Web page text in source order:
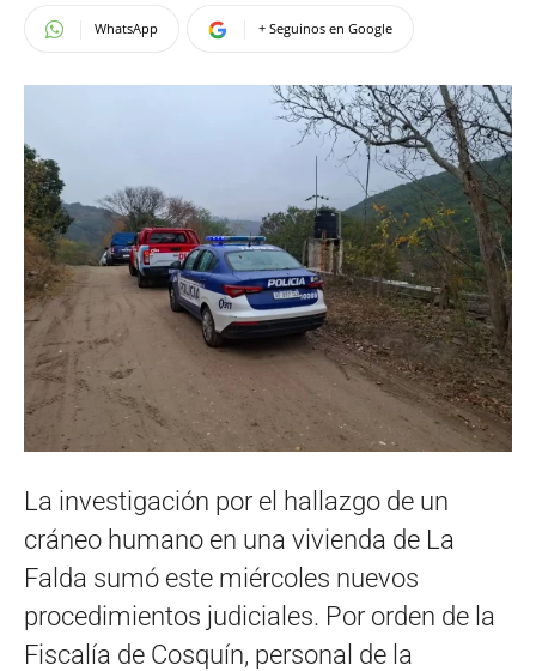
WhatsApp + Seguinos en Google
La investigación por el hallazgo de un
cráneo humano en una vivienda de La
Falda sumó este miércoles nuevos
procedimientos judiciales. Por orden de la
Fiscalía de Cosquín, personal de la